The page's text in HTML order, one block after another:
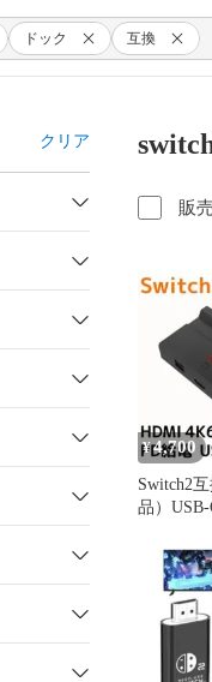
ドック 互換
クリア
販
¥4,700
Switch2
品）